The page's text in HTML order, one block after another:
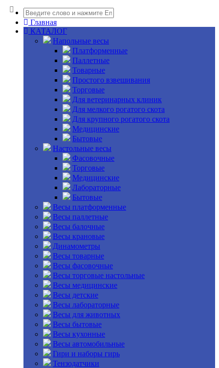
Главная
КАТАЛОГ
Напольные весы
Платформенные
Паллетные
Товарные
Простого взвешивания
Торговые
Для ветеринарных клиник
Для мелкого рогатого скота
Для крупного рогатого скота
Медицинские
Бытовые
Настольные весы
Фасовочные
Торговые
Медицинские
Лабораторные
Бытовые
Весы платформенные
Весы паллетные
Весы балочные
Весы крановые
Динамометры
Весы товарные
Весы фасовочные
Весы торговые настольные
Весы медицинские
Весы детские
Весы лабораторные
Весы для животных
Весы бытовые
Весы кухонные
Весы автомобильные
Гири и наборы гирь
Тензодатчики